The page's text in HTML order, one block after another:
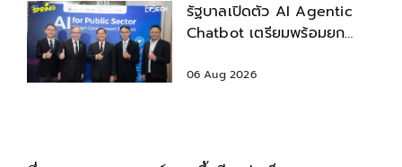
รัฐบาลเปิดตัว AI Agentic
Chatbot เตรียมพร้อมยก
06 Aug 2026